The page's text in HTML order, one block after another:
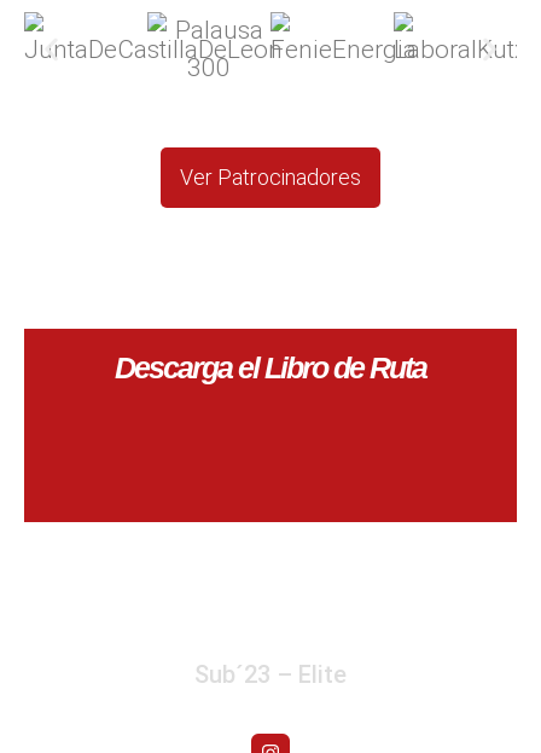
Ver Patrocinadores
Descarga el Libro de Ruta
Sub´23 – Elite